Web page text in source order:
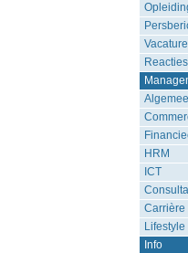
Reacties
HRM
ICT
Carrière
Lifestyle
Info